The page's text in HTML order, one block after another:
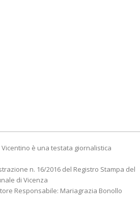
Vicentino è una testata giornalistica
n. 16/2016 del Registro Stampa del
di Vicenza
Responsabile: Mariagrazia Bonollo